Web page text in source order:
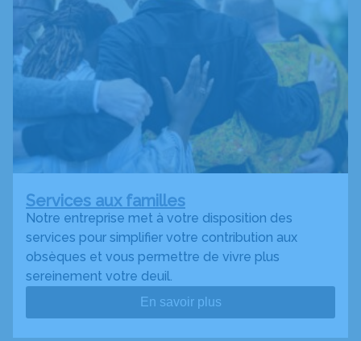
Services aux familles
Notre entreprise met à votre disposition des
services pour simplifier votre contribution aux
obsèques et vous permettre de vivre plus
sereinement votre deuil.
En savoir plus